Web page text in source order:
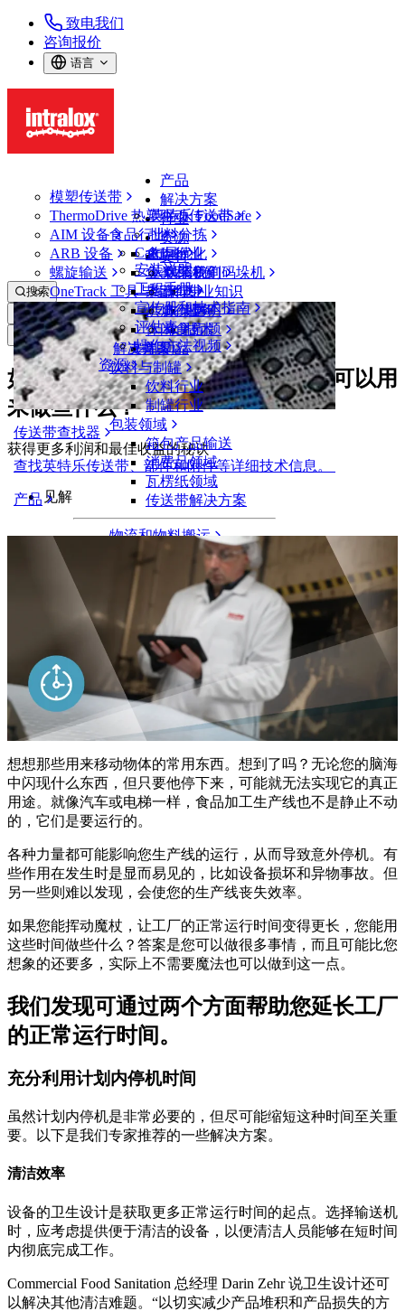
致电我们
咨询报价
语言
产品
模塑传送带
ThermoDrive 热塑驱动传送带
AIM 设备
ARB 设备
螺旋输送
OneTrack 工具与组件
传送带查找器
查找英特乐传送带、部件和附件等详细技术信息。
产品
解决方案
英特乐 FoodSafe
批料分拣
布局优化
从包装机到码垛机
专业知识
服务
技术
解决方案
行业
食品行业
禽肉行业
鱼类和海鲜
果蔬行业
烘焙行业
休闲食品
乳制品
饮料与制罐
饮料行业
制罐行业
包装领域
箱包产品输送
消费品领域
瓦楞纸领域
传送带解决方案
物流和物料搬运
电商和配送
邮政和快递
轮胎和汽车
轮胎
汽车领域
新能源汽车动力电池
工业
行业概览
资源
CalcLab
安装说明
工程手册
宣传册和技术指南
评估表
操作方法视频
资源
支持
联系我们
保证
政策声明
常见问题
支持
搜索
打开菜单
新闻&媒体
如果工厂的正常运行时间变长，您可以用
来做些什么？
获得更多利润和最佳收益的秘诀
见解
想想那些用来移动物体的常用东西。想到了吗？无论您的脑海
中闪现什么东西，但只要他停下来，可能就无法实现它的真正
用途。就像汽车或电梯一样，食品加工生产线也不是静止不动
的，它们是要运行的。
各种力量都可能影响您生产线的运行，从而导致意外停机。有
些作用在发生时是显而易见的，比如设备损坏和异物事故。但
另一些则难以发现，会使您的生产线丧失效率。
如果您能挥动魔杖，让工厂的正常运行时间变得更长，您能用
这些时间做些什么？答案是您可以做很多事情，而且可能比您
想象的还要多，实际上不需要魔法也可以做到这一点。
我们发现可通过两个方面帮助您延长工厂
的正常运行时间。
充分利用计划内停机时间
虽然计划内停机是非常必要的，但尽可能缩短这种时间至关重
要。以下是我们专家推荐的一些解决方案。
清洁效率
设备的卫生设计是获取更多正常运行时间的起点。选择输送机
时，应考虑提供便于清洁的设备，以便清洁人员能够在短时间
内彻底完成工作。
Commercial Food Sanitation 总经理 Darin Zehr 说卫生设计还可
以解决其他清洁难题。“以切实减少产品堆积和产品损失的方